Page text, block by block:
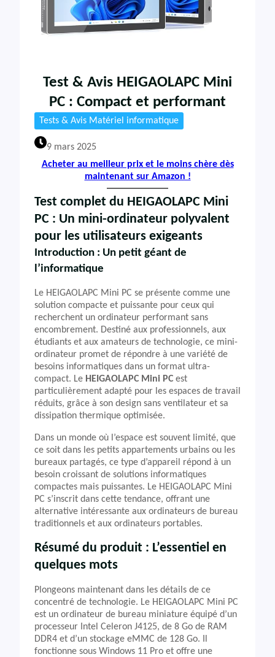
Test & Avis HEIGAOLAPC Mini
PC : Compact et performant
Tests & Avis Matériel informatique
9 mars 2025
Acheter au meilleur prix et le moins chère dès
maintenant sur Amazon !
Test complet du HEIGAOLAPC Mini
PC : Un mini-ordinateur polyvalent
pour les utilisateurs exigeants
Introduction : Un petit géant de
l’informatique
Le HEIGAOLAPC Mini PC se présente comme une
solution compacte et puissante pour ceux qui
recherchent un ordinateur performant sans
encombrement. Destiné aux professionnels, aux
étudiants et aux amateurs de technologie, ce mini-
ordinateur promet de répondre à une variété de
besoins informatiques dans un format ultra-
compact. Le HEIGAOLAPC Mini PC est
particulièrement adapté pour les espaces de travail
réduits, grâce à son design sans ventilateur et sa
dissipation thermique optimisée.
Dans un monde où l’espace est souvent limité, que
ce soit dans les petits appartements urbains ou les
bureaux partagés, ce type d’appareil répond à un
besoin croissant de solutions informatiques
compactes mais puissantes. Le HEIGAOLAPC Mini
PC s’inscrit dans cette tendance, offrant une
alternative intéressante aux ordinateurs de bureau
traditionnels et aux ordinateurs portables.
Résumé du produit : L’essentiel en
quelques mots
Plongeons maintenant dans les détails de ce
concentré de technologie. Le HEIGAOLAPC Mini PC
est un ordinateur de bureau miniature équipé d’un
processeur Intel Celeron J4125, de 8 Go de RAM
DDR4 et d’un stockage eMMC de 128 Go. Il
fonctionne sous Windows 11 Pro et offre une